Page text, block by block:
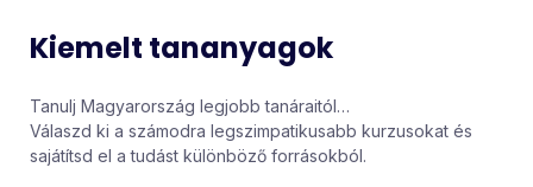
Kiemelt tananyagok
Tanulj Magyarország legjobb tanáraitól…
Válaszd ki a számodra legszimpatikusabb kurzusokat és
sajátítsd el a tudást különböző forrásokból.